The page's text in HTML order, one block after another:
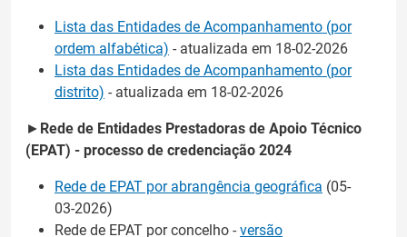
Lista das Entidades de Acompanhamento (por
ordem alfabética) - atualizada em 18-02-2026
Lista das Entidades de Acompanhamento (por
distrito) - atualizada em 18-02-2026
► Rede de Entidades Prestadoras de Apoio Técnico
(EPAT) - processo de credenciação 2024
Rede de EPAT por abrangência geográfica (05-
03-2026)
Rede de EPAT por concelho - versão